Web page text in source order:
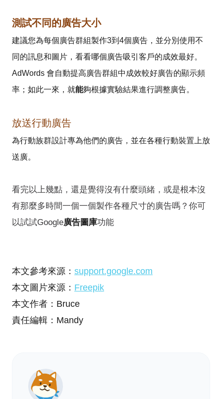
測試不同的廣告大小
建議您為每個廣告群組製作3到4個廣告，並分別使用不
同的訊息和圖片，看看哪個廣告吸引客戶的成效最好。
AdWords 會自動提高廣告群組中成效較好廣告的顯示頻
率；如此一來，就能夠根據實驗結果進行調整廣告。
放送行動廣告
為行動族群設計專為他們的廣告，並在各種行動裝置上放
送廣。
看完以上幾點，還是覺得沒有什麼頭緒，或是根本沒
有那麼多時間一個一個製作各種尺寸的廣告嗎？你可
以試試Google廣告圖庫功能
本文參考來源： support.google.com
本文圖片來源： Freepik
本文作者：Bruce
責任編輯：Mandy